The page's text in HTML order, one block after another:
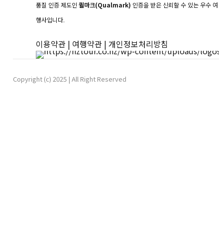
품질 인증 제도인 퀼마크(Qualmark) 인증을 받은 신뢰할 수 있는 우수 여
행사입니다.
이용약관 | 여행약관 | 개인정보처리방침
Copyright (c) 2025 | All Right Reserved